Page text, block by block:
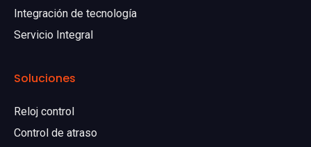
Integración de tecnología
Servicio Integral
Soluciones
Reloj control
Control de atraso